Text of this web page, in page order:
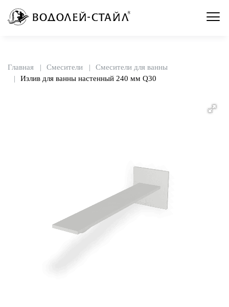
Главная Смесители
Смесители для ванны
Излив для ванны настенный 240 мм Q30